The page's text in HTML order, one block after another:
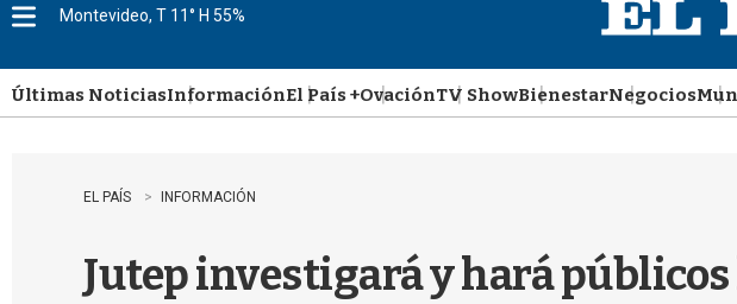
u
Montevideo, T 11° H 55%
Últimas NoticiasInformaciónEl País +OvaciónTV ShowBienestarNegocios
EL PAÍS INFORMACIÓN
Jutep investigará y hará públicos